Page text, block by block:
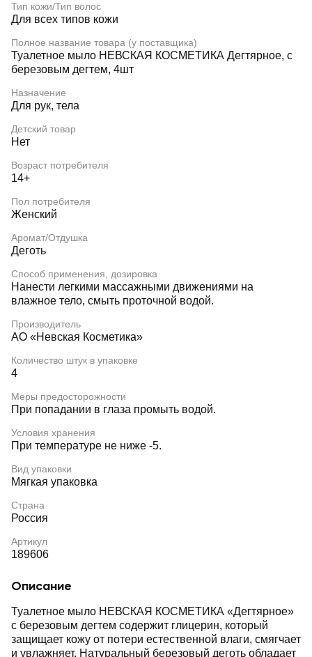
Тип кожи/Тип волос
Для всех типов кожи
Полное название товара (у поставщика)
Туалетное мыло НЕВСКАЯ КОСМЕТИКА Дегтярное, с
березовым дегтем, 4шт
Назначение
Для рук, тела
Детский товар
Нет
Возраст потребителя
14+
Пол потребителя
Женский
Аромат/Отдушка
Деготь
Способ применения, дозировка
Нанести легкими массажными движениями на
влажное тело, смыть проточной водой.
Производитель
АО «Невская Косметика»
Количество штук в упаковке
4
Меры предосторожности
При попадании в глаза промыть водой.
Условия хранения
При температуре не ниже -5.
Вид упаковки
Мягкая упаковка
Страна
Россия
Артикул
189606
Описание
Туалетное мыло НЕВСКАЯ КОСМЕТИКА «Дегтярное»
с березовым дегтем содержит глицерин, который
защищает кожу от потери естественной влаги, смягчает
и увлажняет. Натуральный березовый деготь обладает